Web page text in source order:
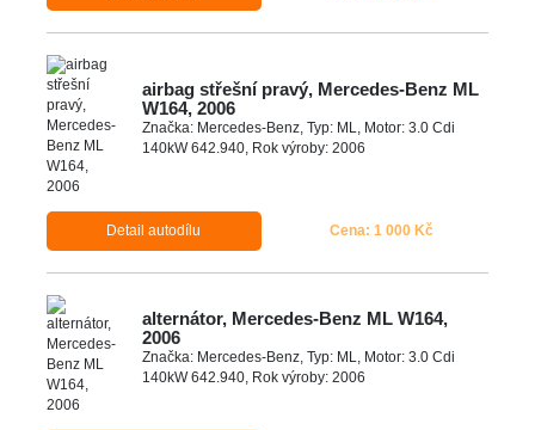
airbag střešní pravý, Mercedes-Benz ML
W164, 2006
Značka: Mercedes-Benz, Typ: ML, Motor: 3.0 Cdi
140kW 642.940, Rok výroby: 2006
Detail autodílu Cena: 1 000 Kč
alternátor, Mercedes-Benz ML W164,
2006
Značka: Mercedes-Benz, Typ: ML, Motor: 3.0 Cdi
140kW 642.940, Rok výroby: 2006